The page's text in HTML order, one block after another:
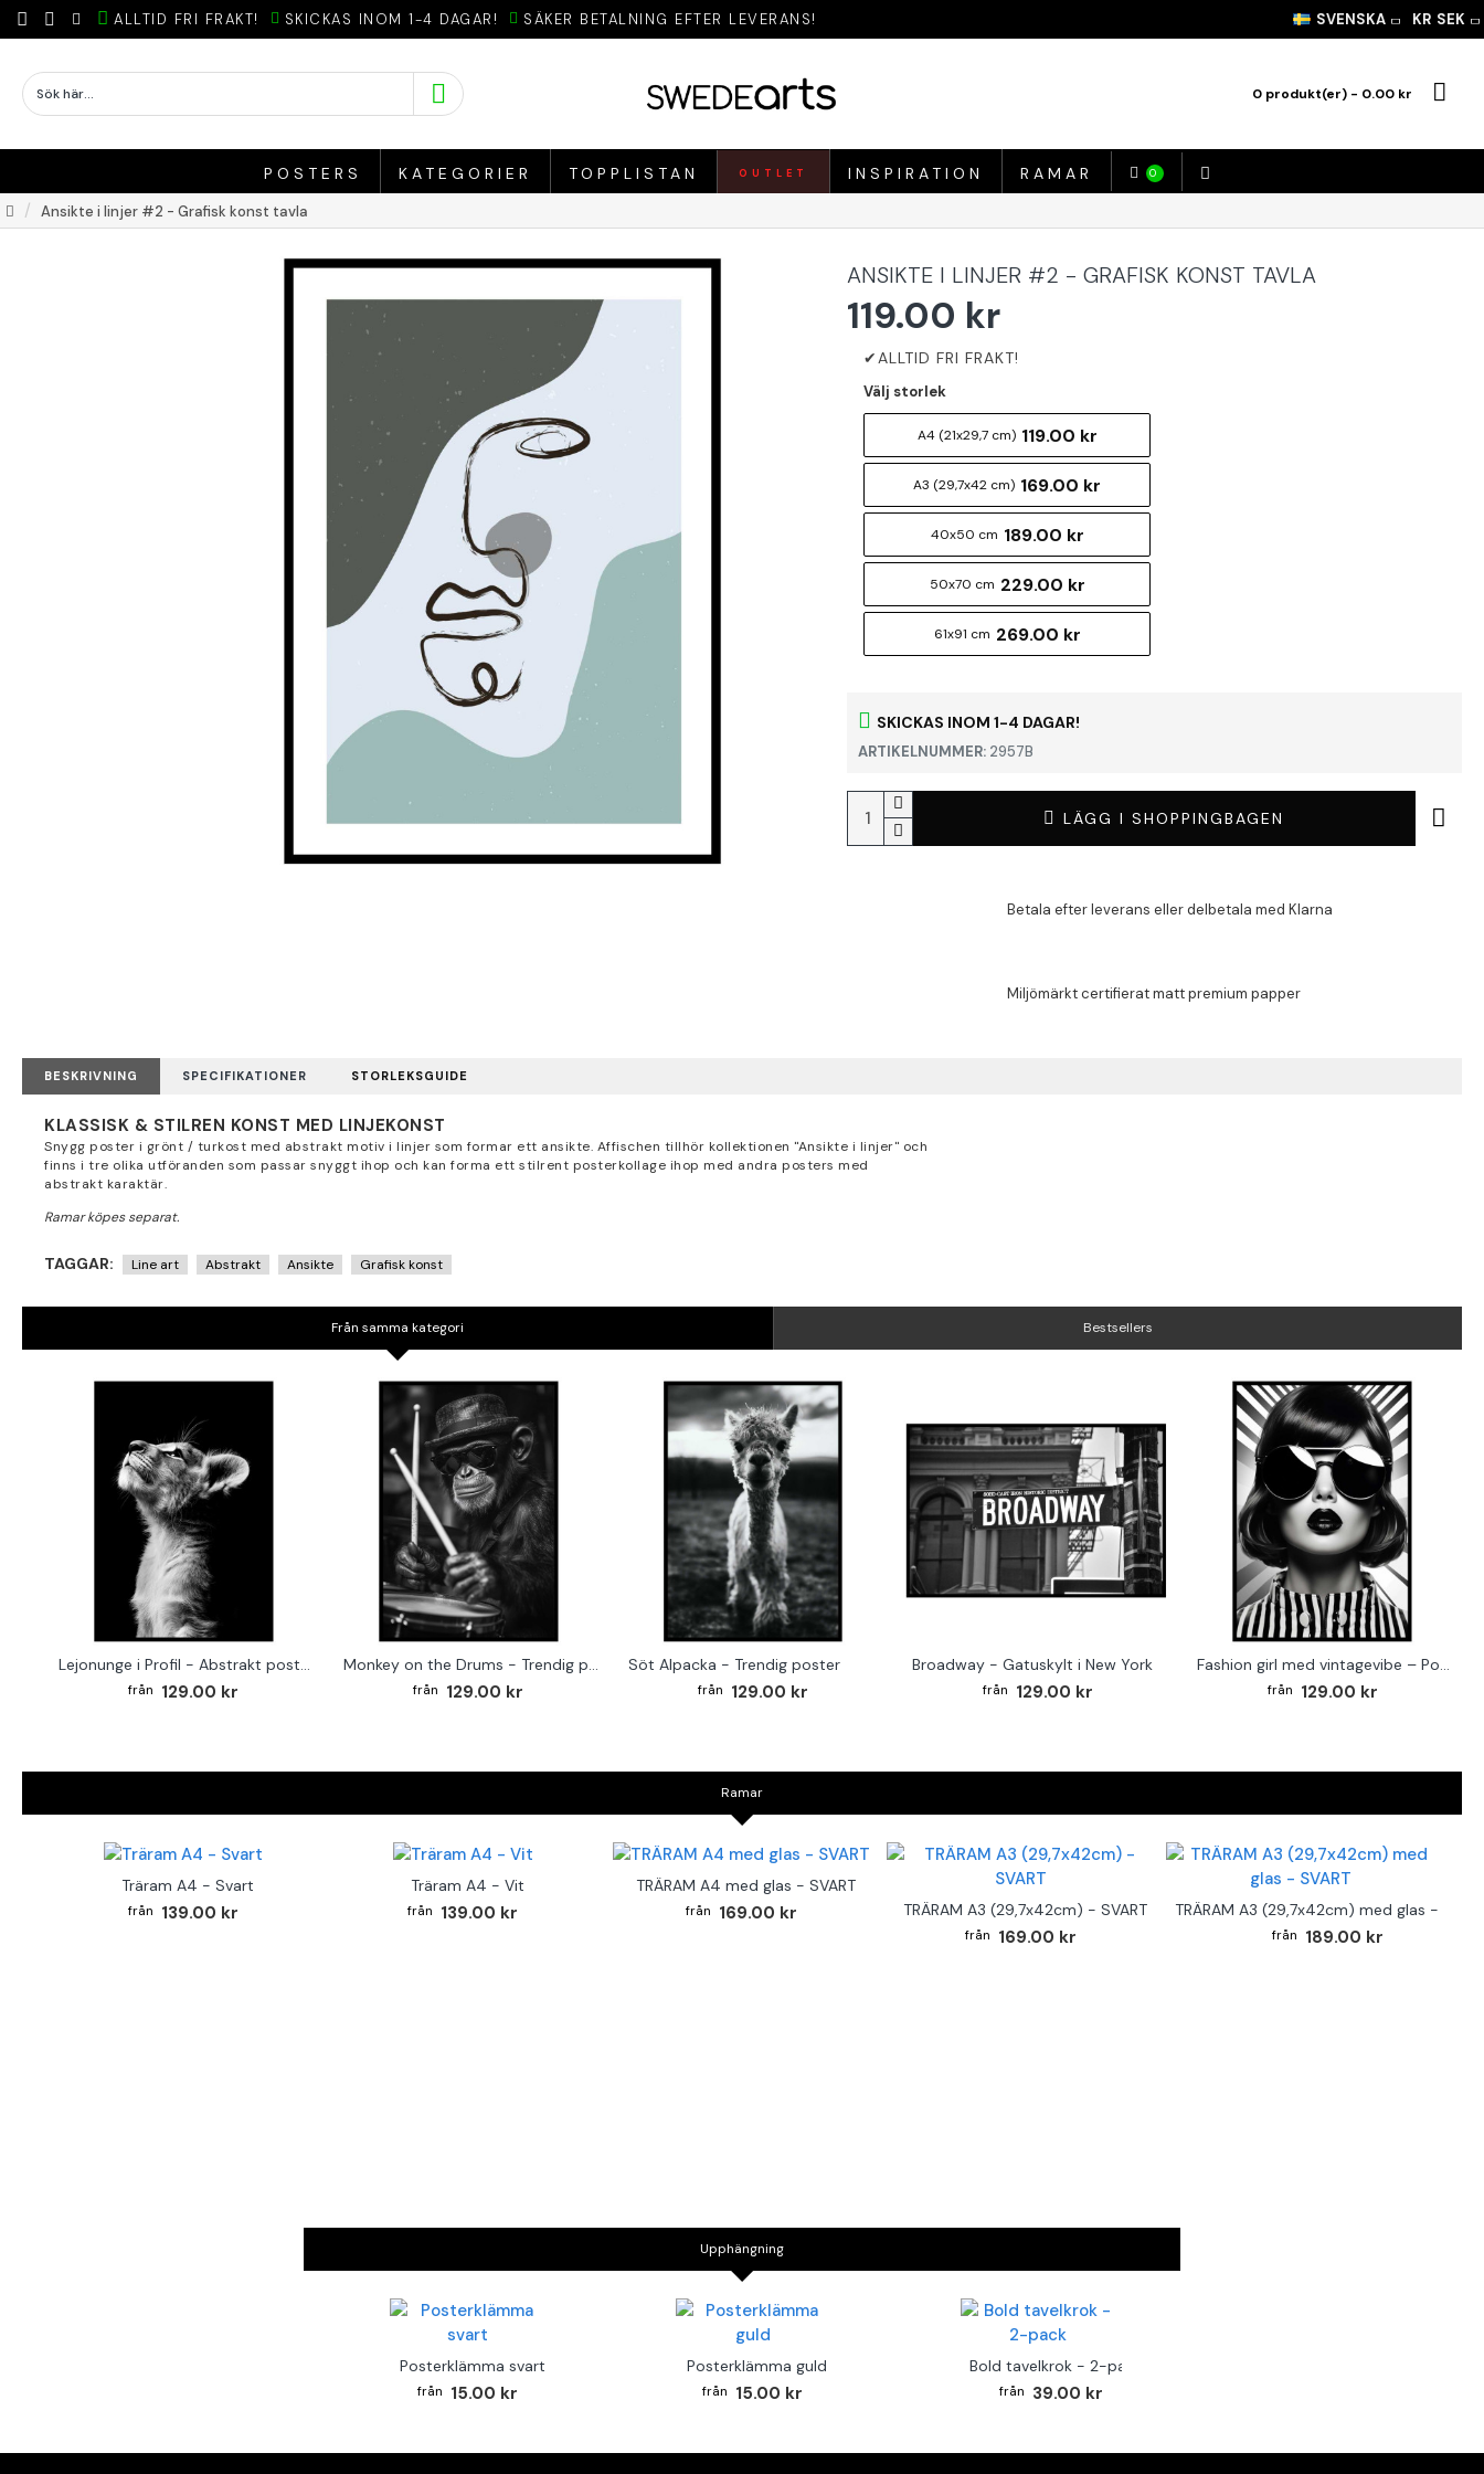
ALLTID FRI FRAKT! SKICKAS INOM 1-4 DAGAR! SÄKER BETALNING EFTER LEVERANS! SVENSKA KR SEK
0 produkt(er) - 0.00 kr
POSTERS KATEGORIER TOPPLISTAN OUTLET INSPIRATION RAMAR 0
Ansikte i linjer #2 - Grafisk konst tavla
ANSIKTE I LINJER #2 - GRAFISK KONST TAVLA
SKICKAS INOM 1-4 DAGAR!
ARTIKELNUMMER: 2957B
119.00 kr
Välj storlek
A4 (21x29,7 cm) 119.00 kr
A3 (29,7x42 cm) 169.00 kr
40x50 cm 189.00 kr
50x70 cm 229.00 kr
61x91 cm 269.00 kr
LÄGG I SHOPPINGBAGEN
BESKRIVNING SPECIFIKATIONER STORLEKSGUIDE
KLASSISK & STILREN KONST MED LINJEKONST
Snygg poster i grönt / turkost med abstrakt motiv i linjer som formar ett ansikte. Affischen tillhör kollektionen "Ansikte i linjer" och
finns i tre olika utföranden som passar snyggt ihop och kan forma ett stilrent posterkollage ihop med andra posters med
abstrakt karaktär.
TAGGAR: Line art Abstrakt Ansikte Grafisk konst
Från samma kategori Bestsellers
Lejonunge i Profil - Abstrakt poster i svartvitt
129.00 kr
Monkey on the Drums - Trendig poster
129.00 kr
Söt Alpacka - Trendig poster
129.00 kr
Broadway - Gatuskylt i New York
129.00 kr
Fashion girl med vintagevibe – Poster för stilmedvetna hem
129.00 kr
Ramar
Träram A4 - Svart
139.00 kr
Träram A4 - Vit
139.00 kr
TRÄRAM A4 med glas - SVART
169.00 kr TRÄRAM A3 (29,7x42cm) - SVART
169.00 kr
TRÄRAM A3 (29,7x42cm) med glas -
189.00 kr
Upphängning
Posterklämma svart
15.00 kr
Posterklämma guld
15.00 kr
Bold tavelkrok - 2-pack
39.00 kr